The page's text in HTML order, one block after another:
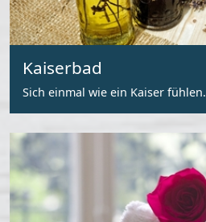
Kaiserbad
Sich einmal wie ein Kaiser fühlen.